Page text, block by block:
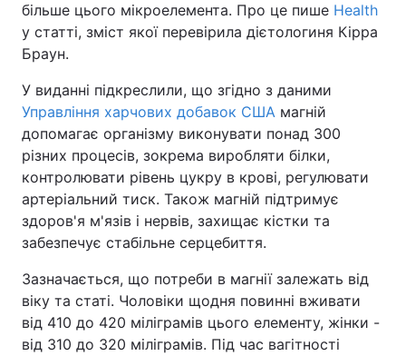
Головна Війна
Україна
Економіка Світ
Спорт Наука
Техно і зв'язок Лайт
Інциденти
Здоров'я Туризм
Екологія Регіони
більше цього мікроелемента. Про це пише Health
у статті, зміст якої перевірила дієтологиня Кірра
Браун.
У виданні підкреслили, що згідно з даними
Управління харчових добавок США магній
допомагає організму виконувати понад 300
різних процесів, зокрема виробляти білки,
контролювати рівень цукру в крові, регулювати
артеріальний тиск. Також магній підтримує
здоров'я м'язів і нервів, захищає кістки та
забезпечує стабільне серцебиття.
Зазначається, що потреби в магнії залежать від
віку та статі. Чоловіки щодня повинні вживати
від 410 до 420 міліграмів цього елементу, жінки -
від 310 до 320 міліграмів. Під час вагітності